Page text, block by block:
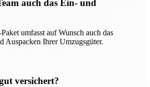
auch das Ein- und
umfasst auf Wunsch auch das
Auspacken Ihrer Umzugsgüter.
versichert?